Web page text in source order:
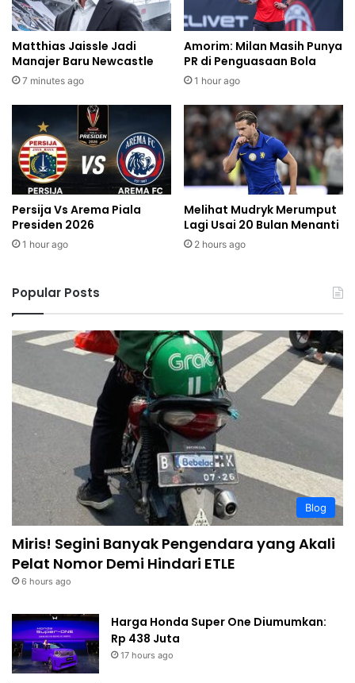
Matthias Jaissle Jadi
Manajer Baru Newcastle
7 minutes ago
Amorim: Milan Masih Punya
PR di Penguasaan Bola
1 hour ago
Persija Vs Arema Piala
Presiden 2026
1 hour ago
Melihat Mudryk Merumput
Lagi Usai 20 Bulan Menanti
2 hours ago
Popular Posts
Blog
Miris! Segini Banyak Pengendara yang Akali
Pelat Nomor Demi Hindari ETLE
6 hours ago
Harga Honda Super One Diumumkan:
Rp 438 Juta
17 hours ago